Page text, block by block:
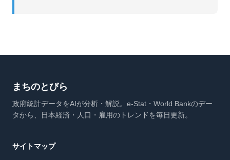
まちのとびら
政府統計データをAIが分析・解説。e-Stat・World Bankのデー
タから、日本経済・人口・雇用のトレンドを毎日更新。
サイトマップ